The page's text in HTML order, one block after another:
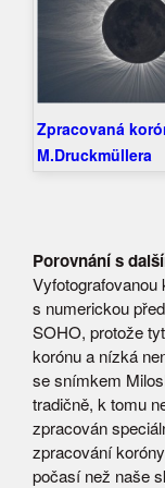
Zpracovaná
M.Druckmüllera
Porovnání s
Vyfotografovanou
s numerickou
SOHO, protože
korónu a nízká
se snímkem
tradičně, k tomu
zpracován
zpracování
počasí než naše